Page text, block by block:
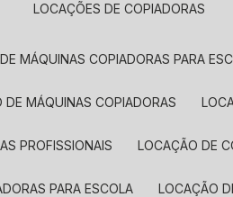
LOCAÇÕES DE COPIADORAS
DE MÁQUINAS COPIADORAS PARA
DE MÁQUINAS COPIADORAS
PROFISSIONAIS LOCAÇÃO DE
PARA ESCOLA LOCAÇÃO